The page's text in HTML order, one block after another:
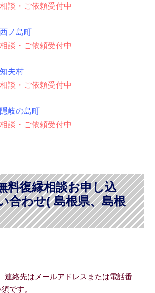
談・ご依頼受付中
ノ島町
談・ご依頼受付中
夫村
談・ご依頼受付中
岐の島町
談・ご依頼受付中
料復縁相談お申し込
合わせ( 島根県、島根
連絡先はメールアドレスまたは電話番
です。